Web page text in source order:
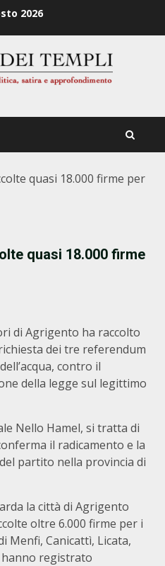
2026
quasi 18.000 firme per
quasi 18.000 firme
di Agrigento ha raccolto
dei tre referendum
contro il
della legge sul legittimo
Nello Hamel, si tratta di
il radicamento e la
partito nella provincia di
la città di Agrigento
oltre 6.000 firme per i
Menfi, Canicattì, Licata,
hanno registrato